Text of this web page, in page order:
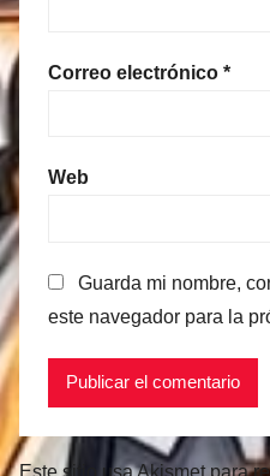
Correo electrónico *
Web
Guarda mi nombre,
este navegador para la
Este sitio usa Akismet para